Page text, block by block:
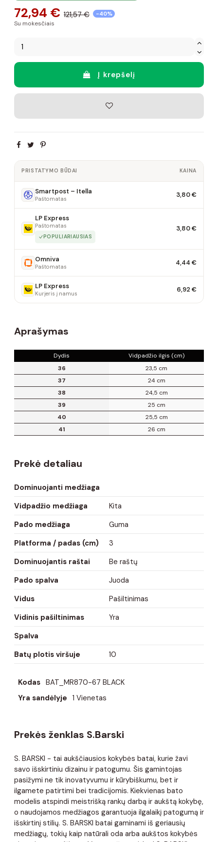
72,94 € 121,57 € -40%
Su mokesčiais
Į krepšelį
PRISTATYMO BŪDAI KAINA
Smartpost – Itella
Paštomatas 3,80 €
LP Express
Paštomatas
POPULIARIAUSIAS
3,80 €
Omniva
Paštomatas 4,44 €
LP Express
Kurjeris į namus 6,92 €
Aprašymas
Dydis
Vidpadžio ilgis (cm)
36
23,5 cm
37
24 cm
38
24,5 cm
39
25 cm
40
25,5 cm
41
26 cm
Prekė detaliau
Dominuojanti medžiaga
Vidpadžio medžiaga
Kita
Pado medžiaga
Guma
Platforma / padas (cm)
3
Dominuojantis raštai
Be raštų
Pado spalva
Juoda
Vidus
Pašiltinimas
Vidinis pašiltinimas
Yra
Spalva
Batų plotis viršuje
10
Kodas BAT_MR870-67 BLACK
Yra sandėlyje 1 Vienetas
Prekės ženklas S.Barski
S. BARSKI - tai aukščiausios kokybės batai, kurie žavi
savo išskirtiniu dizainu ir patogumu. Šis gamintojas
pasižymi ne tik inovatyvumu ir kūrybiškumu, bet ir
ilgamete patirtimi bei tradicijomis. Kiekvienas bato
modelis atspindi meistrišką rankų darbą ir aukštą kokybę,
o naudojamos medžiagos garantuoja ilgalaikį patogumą ir
išskirtinį stilių. S. BARSKI batai gaminami iš geriausių
medžiagų, tokių kaip natūrali oda arba aukštos kokybės